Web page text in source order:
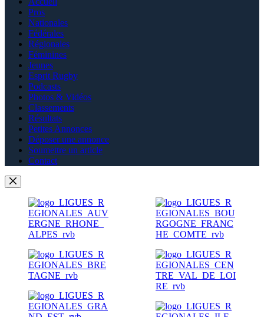
Pros
Nationales
Fédérales
Régionales
Féminines
Jeunes
Esprit Rugby
Podcasts
Photos & Vidéos
Classements
Résultats
Petites Annonces
Déposer une annonce
Soumettre un article
Contact